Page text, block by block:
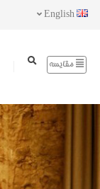
مقایسه